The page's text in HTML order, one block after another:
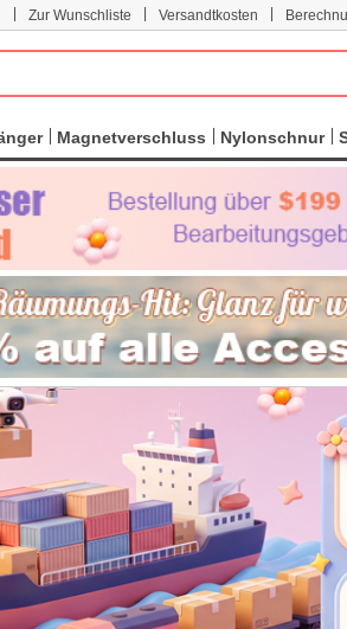
Zur Wunschliste Versandtkosten
Magnetverschluss Nylonschnur